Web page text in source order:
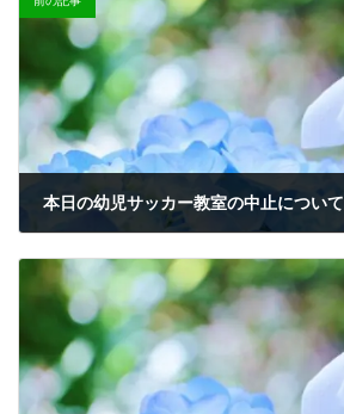
本日の幼児サッカー教室の中止について